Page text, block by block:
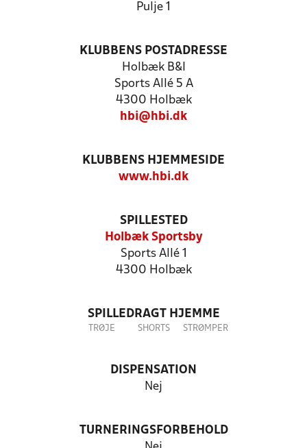
Pulje 1
KLUBBENS POSTADRESSE
Holbæk B&I
Sports Allé 5 A
4300 Holbæk
hbi@hbi.dk
KLUBBENS HJEMMESIDE
www.hbi.dk
SPILLESTED
Holbæk Sportsby
Sports Allé 1
4300 Holbæk
SPILLEDRAGT HJEMME
TRØJE SHORTS STRØMPER
DISPENSATION
Nej
TURNERINGSFORBEHOLD